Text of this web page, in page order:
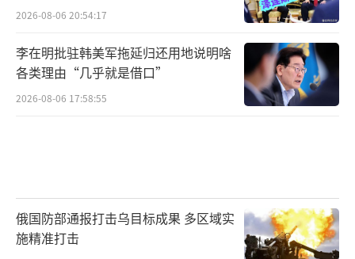
2026-08-06 20:54:17
李在明批驻韩美军拖延归还用地说明啥
各类理由“几乎就是借口”
2026-08-06 17:58:55
俄国防部通报打击乌目标成果 多区域实
施精准打击